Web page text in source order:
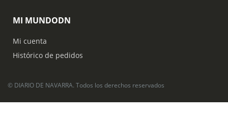
MI MUNDODN
Mi cuenta
Histórico de pedidos
© DIARIO DE NAVARRA. Todos los derechos reservados